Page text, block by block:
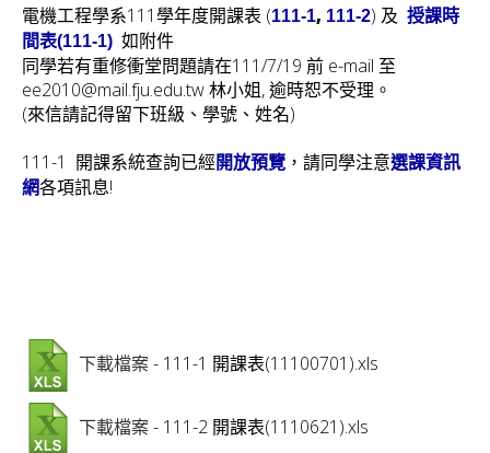
e
i
電機工程學系111學年度開課表 (111-1, 111-2) 及 授課時
間表(111-1) 如附件
同學若有重修衝堂問題請在111/7/19 前 e-mail 至
ee2010@mail.fju.edu.tw 林小姐, 逾時恕不受理。
(來信請記得留下班級、學號、姓名)
111-1 開課系統查詢已經開放預覽 ，請同學注意選課資訊
網各項訊息!
下載檔案 - 111-1 開課表(11100701).xls
下載檔案 - 111-2 開課表(1110621).xls